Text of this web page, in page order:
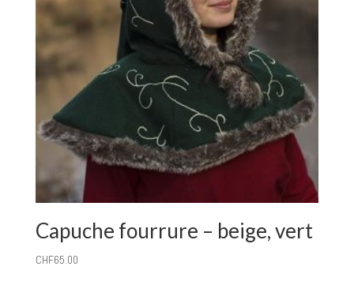
Capuche fourrure – beige, vert
CHF65.00